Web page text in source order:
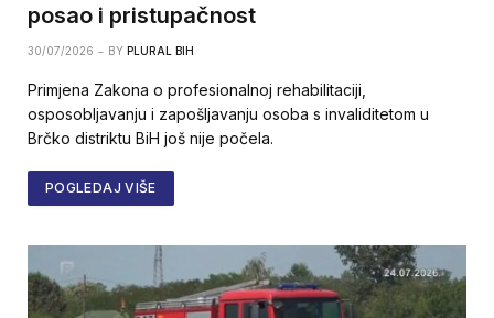
posao i pristupačnost
30/07/2026 BY PLURAL BIH
Primjena Zakona o profesionalnoj rehabilitaciji,
osposobljavanju i zapošljavanju osoba s invaliditetom u
Brčko distriktu BiH još nije počela.
POGLEDAJ VIŠE